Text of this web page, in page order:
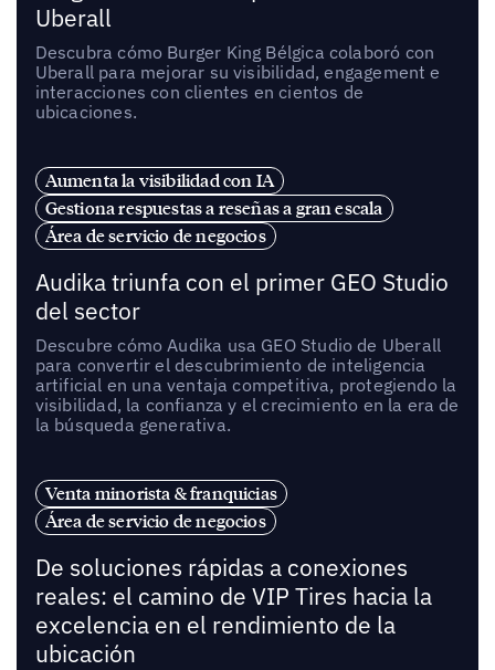
Uberall
Descubra cómo Burger King Bélgica colaboró con
Uberall para mejorar su visibilidad, engagement e
interacciones con clientes en cientos de
ubicaciones.
Aumenta la visibilidad con IA
Gestiona respuestas a reseñas a gran escala
Área de servicio de negocios
Audika triunfa con el primer GEO Studio
del sector
Descubre cómo Audika usa GEO Studio de Uberall
para convertir el descubrimiento de inteligencia
artificial en una ventaja competitiva, protegiendo la
visibilidad, la confianza y el crecimiento en la era de
la búsqueda generativa.
Venta minorista & franquicias
Área de servicio de negocios
De soluciones rápidas a conexiones
reales: el camino de VIP Tires hacia la
excelencia en el rendimiento de la
ubicación